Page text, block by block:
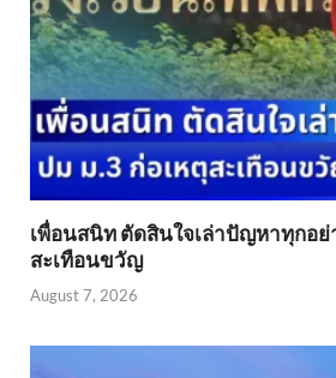
เพื่อนสนิท ตัดสินใจเล่าปัญหาทุกอย่
สะเทือนขวัญ
August 7, 2026